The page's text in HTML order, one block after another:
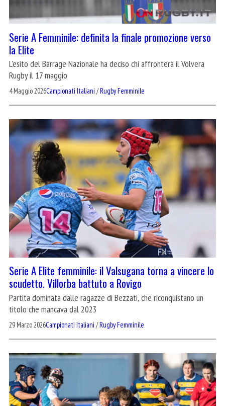
Serie A Femminile: definita la finale promozione verso
la Elite
L'esito del Barrage Nazionale ha deciso chi affronterà il Volvera
Rugby il 17 maggio
4 Maggio 2026Campionati Italiani /Rugby Femminile
Serie A Elite femminile: il Valsugana torna a vincere lo
scudetto. Villorba battuto a Rovigo
Partita dominata dalle ragazze di Bezzati, che riconquistano un
titolo che mancava dal 2023
29 Marzo 2026Campionati Italiani /Rugby Femminile